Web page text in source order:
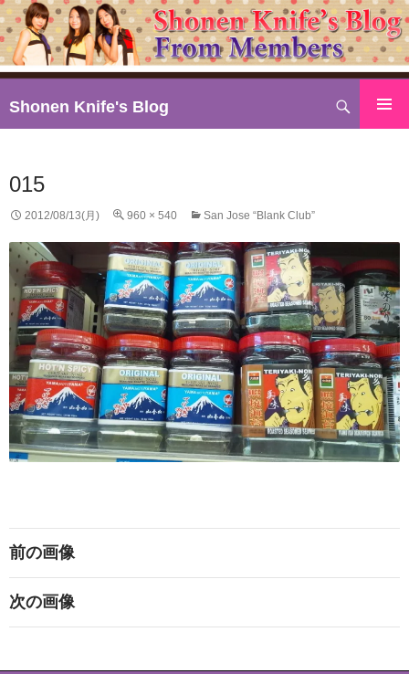
Shonen Knife's Blog
索
ン
ツ
ス
キ
ッ
プ
015
2012/08/13(月) 960 × 540 San Jose “Blank Club”
前の画像
次の画像